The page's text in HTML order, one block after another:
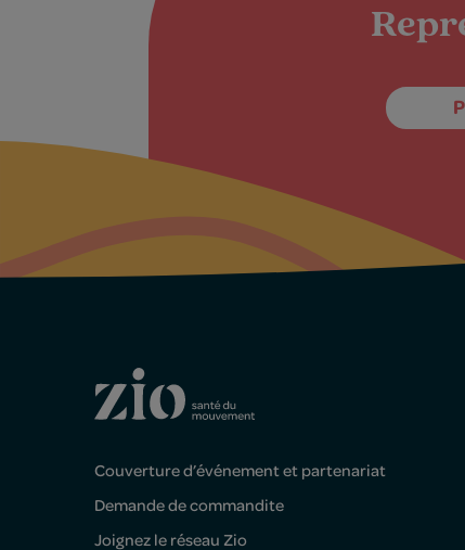
Couverture d’événement et partenariat
Demande de commandite
Joignez le réseau Zio